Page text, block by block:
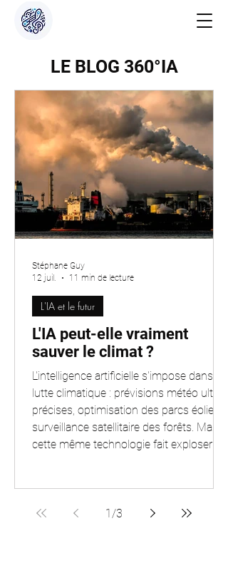
LE BLOG 360°IA
L'IA peut-elle vraiment
sauver le climat ?
L'intelligence artificielle s'impose dans la
lutte climatique : prévisions météo ultra-
précises, optimisation des parcs éoliens,
surveillance satellitaire des forêts. Mais
cette même technologie fait exploser la
deux faces de la médaille, sources
L'IA et le futur
Stéphane Guy
12 juil.
11 min de lecture
1 /3